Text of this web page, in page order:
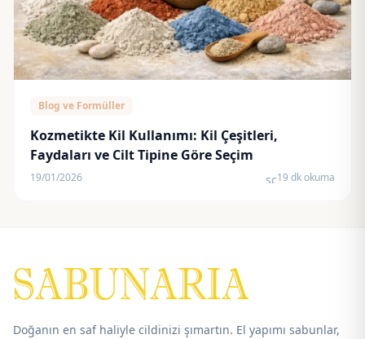
Blog ve Formüller
Kozmetikte Kil Kullanımı: Kil Çeşitleri,
Faydaları ve Cilt Tipine Göre Seçim
19/01/2026 schedule
19 dk okuma
Doğanın en saf haliyle cildinizi şımartın. El yapımı sabunlar,